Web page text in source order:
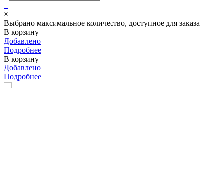
+
×
Выбрано максимальное количество, доступное для заказа
В корзину
Добавлено
Подробнее
В корзину
Добавлено
Подробнее